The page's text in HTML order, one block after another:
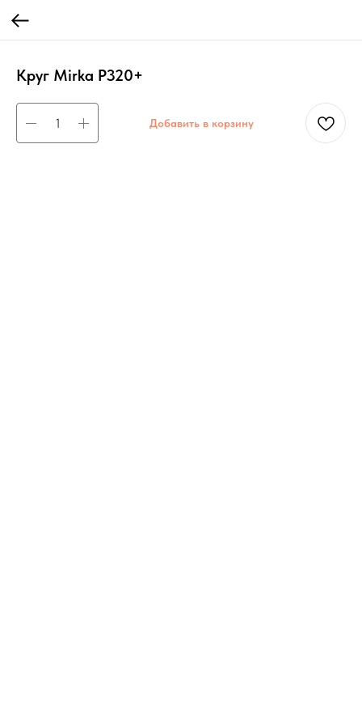
Круг Mirka P320+
Добавить в корзину